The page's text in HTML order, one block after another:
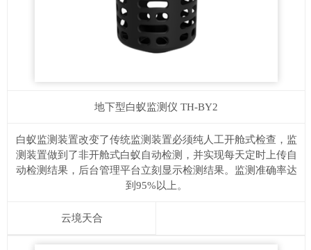
地下型白蚁监测仪 TH-BY2
白蚁监测装置改变了传统监测装置必须纯人工开舱式检查，监
测装置做到了非开舱式白蚁自动检测，并实现每天定时上传自
动检测结果，后台管理平台立刻显示检测结果。监测准确率达
到95%以上。
云境天合